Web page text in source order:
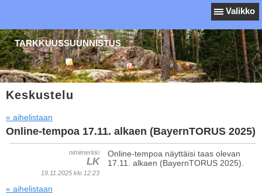
Valikko
TARKKUUSSUUNNISTUS
Keskustelu
« aihelistaan
Online-tempoa 17.11. alkaen (BayernTORUS 2025)
nimimerkki
LK
19.11.2025 klo 12:23
Online-tempoa näyttäisi taas olevan
17.11. alkaen (BayernTORUS 2025).
« aihelistaan